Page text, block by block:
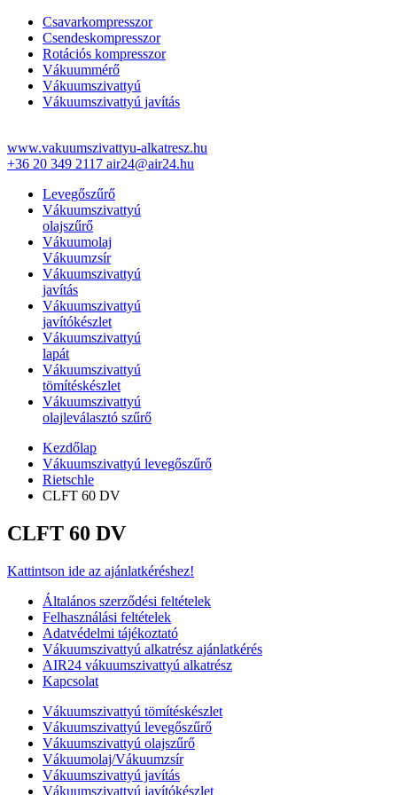
Csavarkompresszor
Csendeskompresszor
Rotációs kompresszor
Vákuummérő
Vákuumszivattyú
Vákuumszivattyú javítás
www.vakuumszivattyu-alkatresz.hu
+36 20 349 2117 air24@air24.hu
Levegőszűrő
Vákuumszivattyú
olajszűrő
Vákuumolaj
Vákuumzsír
Vákuumszivattyú
javítás
Vákuumszivattyú
javítókészlet
Vákuumszivattyú
lapát
Vákuumszivattyú
tömítéskészlet
Vákuumszivattyú
olajleválasztó szűrő
Kezdőlap
Vákuumszivattyú levegőszűrő
Rietschle
CLFT 60 DV
CLFT 60 DV
Kattintson ide az ajánlatkéréshez!
Általános szerződési feltételek
Felhasználási feltételek
Adatvédelmi tájékoztató
Vákuumszivattyú alkatrész ajánlatkérés
AIR24 vákuumszivattyú alkatrész
Kapcsolat
Vákuumszivattyú tömítéskészlet
Vákuumszivattyú levegőszűrő
Vákuumszivattyú olajszűrő
Vákuumolaj/Vákuumzsír
Vákuumszivattyú javítás
Vákuumszivattyú javítókészlet